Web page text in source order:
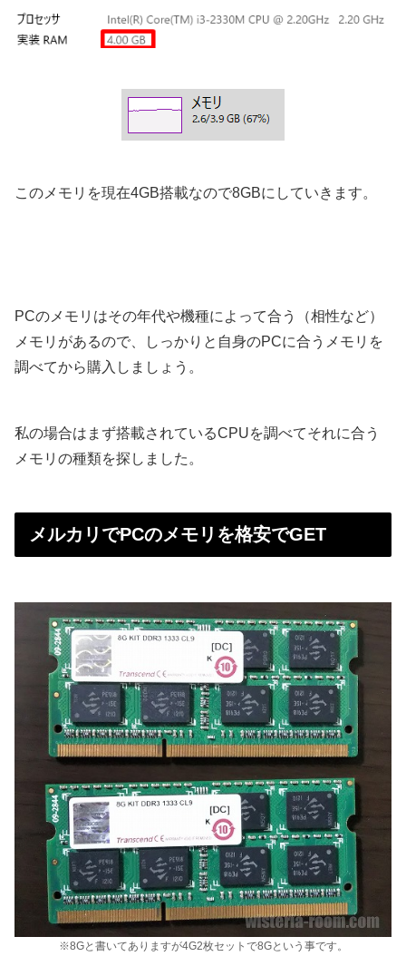
このメモリを現在4GB搭載なので8GBにしていきます。
PCのメモリはその年代や機種によって合う（相性など）
メモリがあるので、しっかりと自身のPCに合うメモリを
調べてから購入しましょう。
私の場合はまず搭載されているCPUを調べてそれに合う
メモリの種類を探しました。
メルカリでPCのメモリを格安でGET
※8Gと書いてありますが4G2枚セットで8Gという事です。